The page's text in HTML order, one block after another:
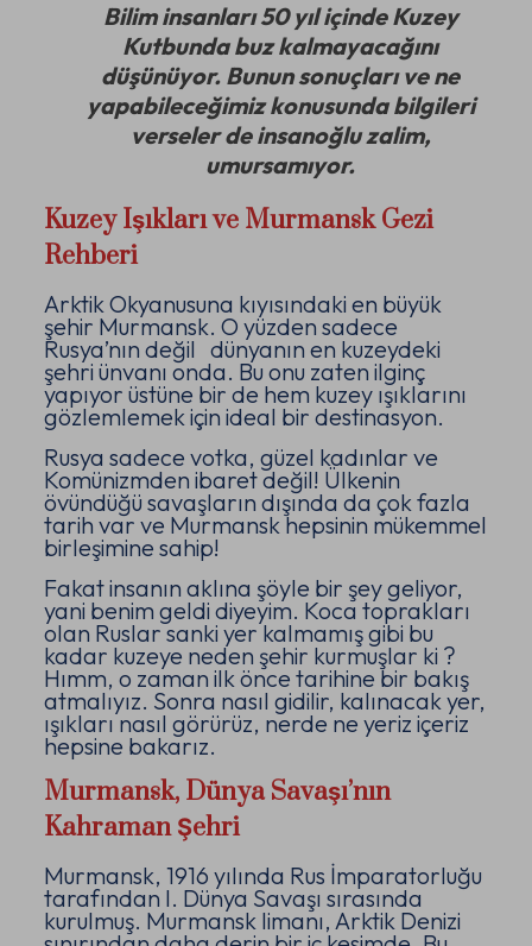
Bilim insanları 50 yıl içinde Kuzey
Kutbunda buz kalmayacağını
düşünüyor. Bunun sonuçları ve ne
yapabileceğimiz konusunda bilgileri
verseler de insanoğlu zalim,
umursamıyor.
Kuzey Işıkları ve Murmansk Gezi
Rehberi
Arktik Okyanusuna kıyısındaki en büyük
şehir Murmansk. O yüzden sadece
Rusya’nın değil dünyanın en kuzeydeki
şehri ünvanı onda. Bu onu zaten ilginç
yapıyor üstüne bir de hem kuzey ışıklarını
gözlemlemek için ideal bir destinasyon.
Rusya sadece votka, güzel kadınlar ve
Komünizmden ibaret değil! Ülkenin
övündüğü savaşların dışında da çok fazla
tarih var ve Murmansk hepsinin mükemmel
birleşimine sahip!
Fakat insanın aklına şöyle bir şey geliyor,
yani benim geldi diyeyim. Koca toprakları
olan Ruslar sanki yer kalmamış gibi bu
kadar kuzeye neden şehir kurmuşlar ki ?
Hımm, o zaman ilk önce tarihine bir bakış
atmalıyız. Sonra nasıl gidilir, kalınacak yer,
ışıkları nasıl görürüz, nerde ne yeriz içeriz
hepsine bakarız.
Murmansk, Dünya Savaşı’nın
Kahraman Şehri
Murmansk, 1916 yılında Rus İmparatorluğu
tarafından I. Dünya Savaşı sırasında
kurulmuş. Murmansk limanı, Arktik Denizi